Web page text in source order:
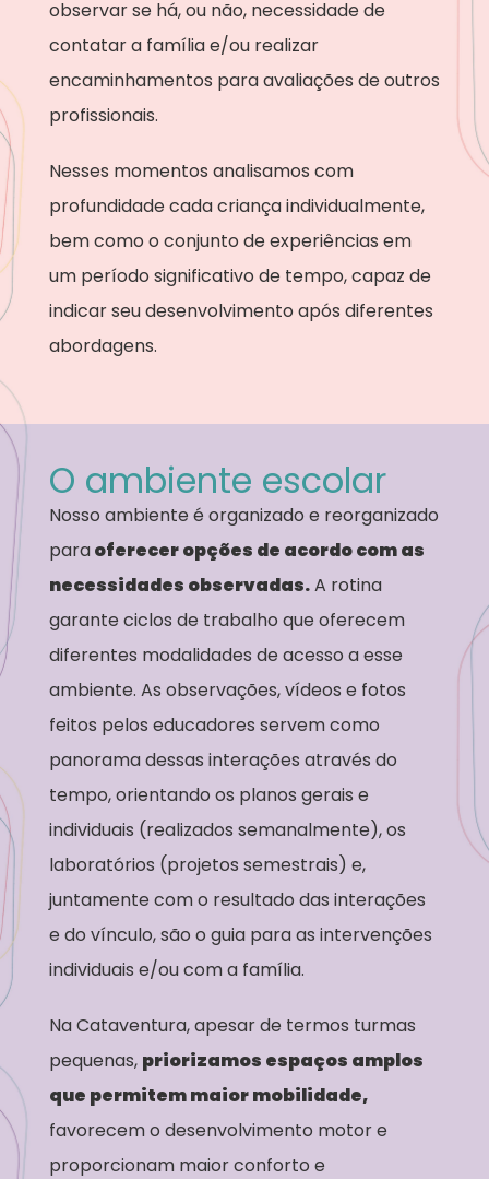
observar se há, ou não, necessidade de
contatar a família e/ou realizar
encaminhamentos para avaliações de outros
profissionais.
Nesses momentos analisamos com
profundidade cada criança individualmente,
bem como o conjunto de experiências em
um período significativo de tempo, capaz de
indicar seu desenvolvimento após diferentes
abordagens.
O ambiente escolar
Nosso ambiente é organizado e reorganizado
paraoferecer opções de acordo com as
necessidades observadas.A rotina
garante ciclos de trabalho que oferecem
diferentes modalidades de acesso a esse
ambiente. As observações, vídeos e fotos
feitos pelos educadores servem como
panorama dessas interações através do
tempo, orientando os planos gerais e
individuais (realizados semanalmente), os
laboratórios (projetos semestrais) e,
juntamente com o resultado das interações
e do vínculo, são o guia para as intervenções
individuais e/ou com a família.
Na Cataventura, apesar de termos turmas
pequenas, priorizamos espaços amplos
que permitem maior mobilidade,
favorecem o desenvolvimento motor e
proporcionam maior conforto e